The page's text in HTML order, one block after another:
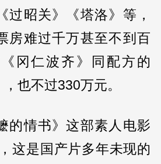
过昭关》《塔洛》等，
房难过千万甚至不到百
冈仁波齐》同配方的
，也不过330万元。
的情书》这部素人电影
这是国产片多年未现的